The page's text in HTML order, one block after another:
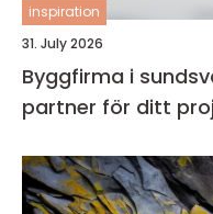
inspiration
31. July 2026
Byggfirma i sundsvall så väljer
partner för ditt